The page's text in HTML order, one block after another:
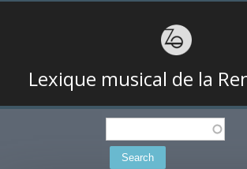
Lexique musical de la
Search